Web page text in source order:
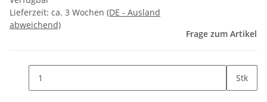
Lieferzeit: ca. 3 Wochen (DE - Ausland
abweichend)
Frage zum Artikel
Stk